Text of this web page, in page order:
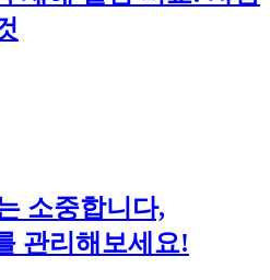
소중합니다,
관리해보세요!